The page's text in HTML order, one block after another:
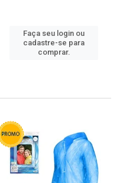
Faça seu login ou
cadastre-se para
comprar.